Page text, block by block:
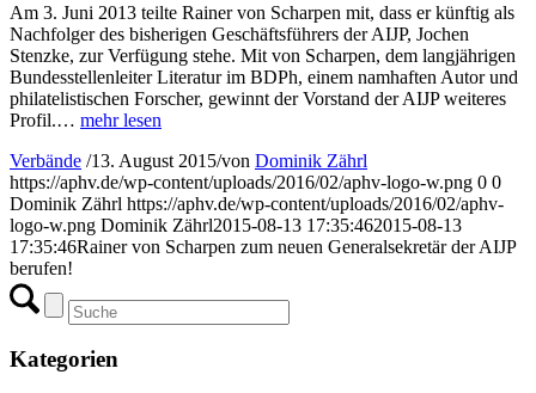
Am 3. Juni 2013 teilte Rainer von Scharpen mit, dass er künftig als
Nachfolger des bisherigen Geschäftsführers der AIJP, Jochen
Stenzke, zur Verfügung stehe. Mit von Scharpen, dem langjährigen
Bundesstellenleiter Literatur im BDPh, einem namhaften Autor und
philatelistischen Forscher, gewinnt der Vorstand der AIJP weiteres
Profil.… mehr lesen
Verbände /13. August 2015/von Dominik Zährl
https://aphv.de/wp-content/uploads/2016/02/aphv-logo-w.png 0 0
Dominik Zährl https://aphv.de/wp-content/uploads/2016/02/aphv-
logo-w.png Dominik Zährl2015-08-13 17:35:462015-08-13
17:35:46Rainer von Scharpen zum neuen Generalsekretär der AIJP
berufen!
Kategorien